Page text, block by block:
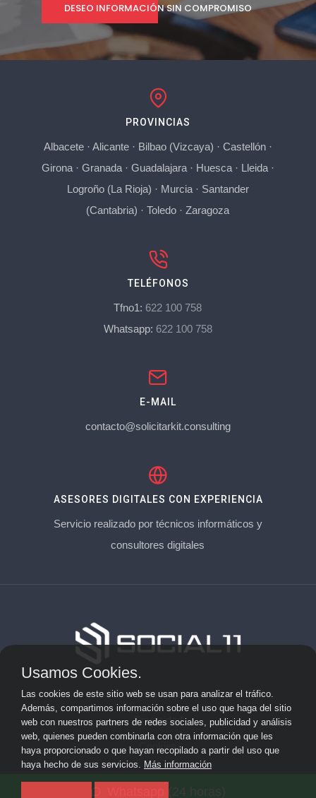
DESEO INFORMACIÓN SIN COMPROMISO
PROVINCIAS
Albacete· Alicante· Bilbao (Vizcaya) · Castellón·
Girona· Granada· Guadalajara· Huesca· Lleida·
Logroño (La Rioja) · Murcia· Santander
(Cantabria) ·Toledo ·Zaragoza
TELÉFONOS
Tfno1: 622 100 758
Whatsapp: 622 100 758
E-MAIL
contacto@solicitarkit.consulting
ASESORES DIGITALES CON EXPERIENCIA
Servicio realizado por técnicos informáticos y
consultores digitales
Aviso Legal
Privacidad
Cookies
Usamos Cookies.
Las cookies de este sitio web se usan para analizar el tráfico.
Además, compartimos información sobre el uso que haga del sitio
web con nuestros partners de redes sociales, publicidad y análisis
web, quienes pueden combinarla con otra información que les
haya proporcionado o que hayan recopilado a partir del uso que
haya hecho de sus servicios. Más información